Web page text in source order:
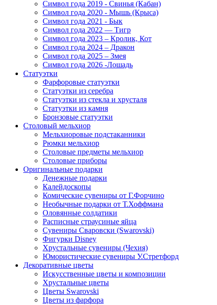
Символ года 2019 - Свинья (Кабан)
Символ года 2020 - Мышь (Крыса)
Символ года 2021 - Бык
Символ года 2022 — Тигр
Символ года 2023 – Кролик, Кот
Символ года 2024 – Дракон
Символ года 2025 – Змея
Символ года 2026 -Лошадь
Статуэтки
Фарфоровые статуэтки
Статуэтки из серебра
Статуэтки из стекла и хрусталя
Статуэтки из камня
Бронзовые статуэтки
Столовый мельхиор
Мельхиоровые подстаканники
Рюмки мельхиор
Столовые предметы мельхиор
Столовые приборы
Оригинальные подарки
Денежные подарки
Калейдоскопы
Комические сувениры от Г.Форчино
Необычные подарки от Т.Хоффмана
Оловянные солдатики
Расписные страусиные яйца
Сувениры Сваровски (Swarovski)
Фигурки Disney
Хрустальные сувениры (Чехия)
Юмористические сувениры У.Стретфорд
Декоративные цветы
Искусственные цветы и композиции
Хрустальные цветы
Цветы Swarovski
Цветы из фарфора